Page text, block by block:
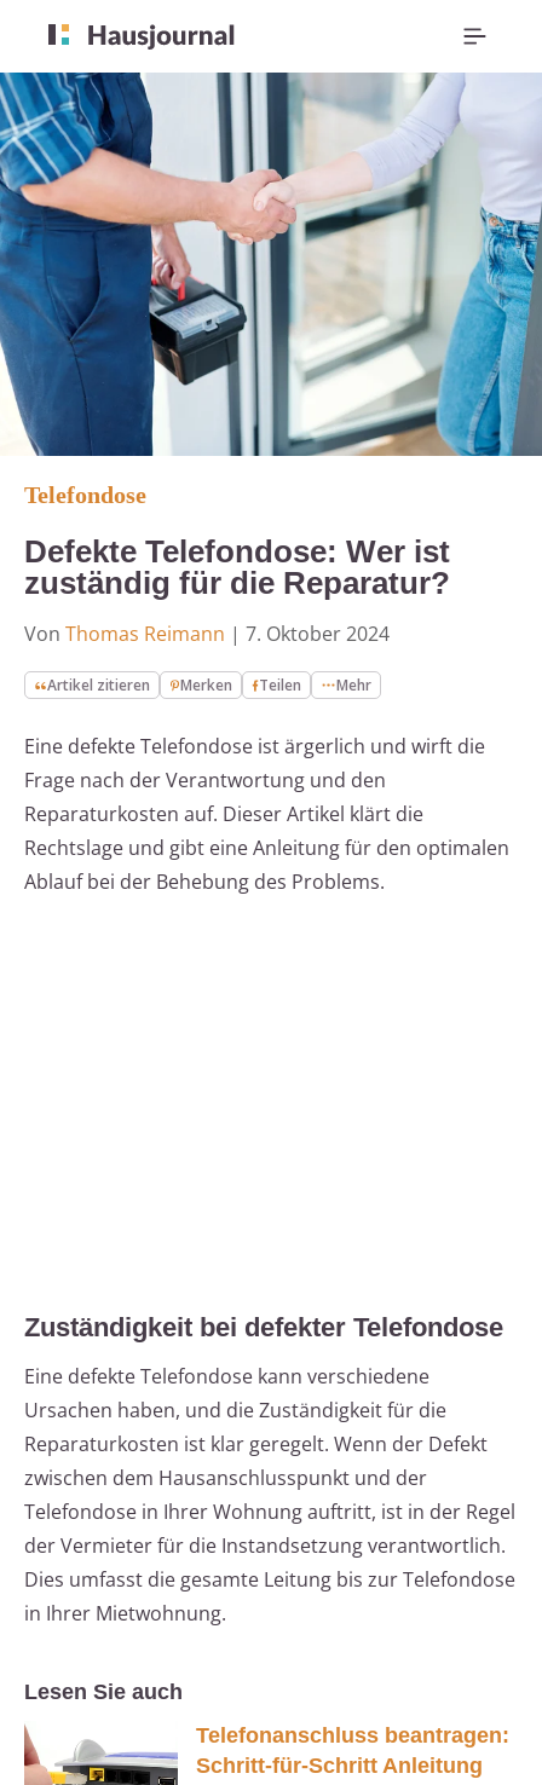
Telefondose
Defekte Telefondose: Wer ist
zuständig für die Reparatur?
Von Thomas Reimann | 7. Oktober 2024
Artikel zitieren Merken Teilen Mehr
Eine defekte Telefondose ist ärgerlich und wirft die
Frage nach der Verantwortung und den
Reparaturkosten auf. Dieser Artikel klärt die
Rechtslage und gibt eine Anleitung für den optimalen
Ablauf bei der Behebung des Problems.
Zuständigkeit bei defekter Telefondose
Eine defekte Telefondose kann verschiedene
Ursachen haben, und die Zuständigkeit für die
Reparaturkosten ist klar geregelt. Wenn der Defekt
zwischen dem Hausanschlusspunkt und der
Telefondose in Ihrer Wohnung auftritt, ist in der Regel
der Vermieter für die Instandsetzung verantwortlich.
Dies umfasst die gesamte Leitung bis zur Telefondose
in Ihrer Mietwohnung.
Lesen Sie auch
Telefonanschluss beantragen:
Schritt-für-Schritt Anleitung